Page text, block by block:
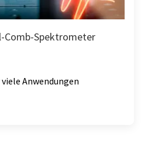
Comb-Spektrometer
Anwendungen